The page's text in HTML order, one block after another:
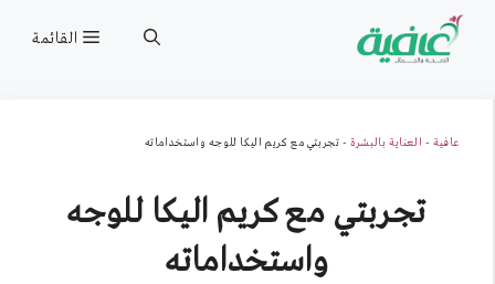
انتقل
القائمة
عافية - العناية بالبشرة- تجربتي مع كريم اليكا للوجه واستخداماته
تجربتي مع كريم اليكا للوجه
واستخداماته